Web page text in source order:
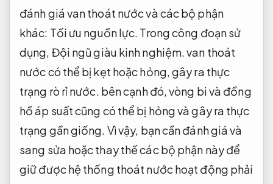
đánh giá van thoát nước và các bộ phận
khác: Tối ưu nguồn lực. Trong công đoạn sử
dụng, Đội ngũ giàu kinh nghiệm.van thoát
nước có thể bị kẹt hoặc hỏng, gây ra thực
trạng rò rỉ nước. bên cạnh đó, vòng bi và đồng
hồ áp suất cũng có thể bị hỏng và gây ra thực
trạng gần giống. Vì vậy, bạn cần đánh giá và
sang sửa hoặc thay thế các bộ phận này để
giữ được hệ thống thoát nước hoạt động phải